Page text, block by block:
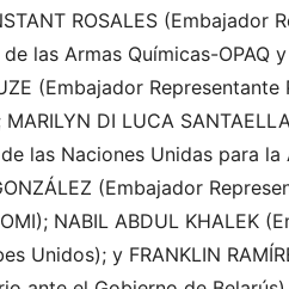
ROSALES
las Armas Químicas-OPAQ
(Embajador
DI LUCA
las Naciones Unidas para
(Embajador
NABIL ABDUL KHALEK
Unidos); y FRANKLIN